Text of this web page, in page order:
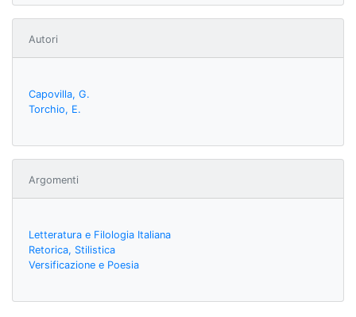
Autori
Capovilla, G.
Torchio, E.
Argomenti
Letteratura e Filologia Italiana
Retorica, Stilistica
Versificazione e Poesia